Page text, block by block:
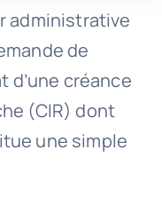
administrative
de
d’une créance
(CIR) dont
une simple